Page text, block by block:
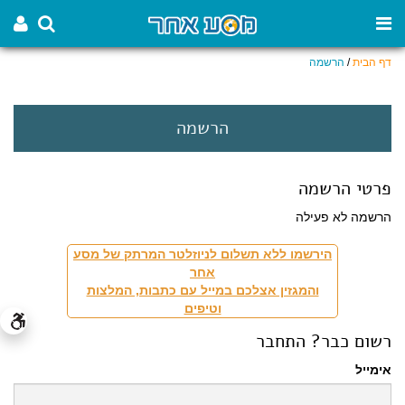
דף הבית/ הרשמה
הרשמה
פרטי הרשמה
הרשמה לא פעילה
הירשמו ללא תשלום לניוזלטר המרתק של מסע
אחר
והמגזין אצלכם במייל עם כתבות, המלצות
וטיפים
רשום כבר? התחבר
אימייל